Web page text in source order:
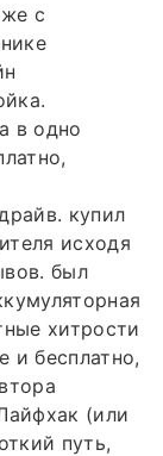
с
в одно
купил
исходя
был
хитрости
и бесплатно,
(или
путь,